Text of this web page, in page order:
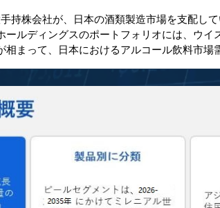
持株会社が、日本の酒類製造市場を支配し
ルディングスのポートフォリオには、ウイ
まって、日本におけるアルコール飲料市場